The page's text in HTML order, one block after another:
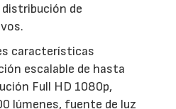
de
características
escalable de hasta
Full HD 1080p,
lúmenes, fuente de luz